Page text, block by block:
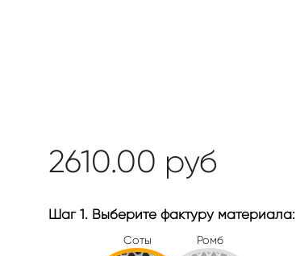
2610.00 руб
Шаг 1. Выберите фактуру материала:
Соты Ромб